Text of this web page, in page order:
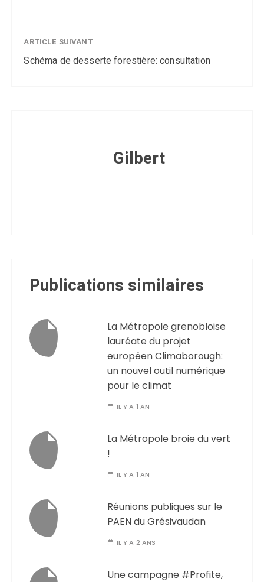
ARTICLE SUIVANT
Schéma de desserte forestière: consultation
Gilbert
Publications similaires
La Métropole grenobloise
lauréate du projet
européen Climaborough:
un nouvel outil numérique
pour le climat
IL Y A 1 AN
La Métropole broie du vert
!
IL Y A 1 AN
Réunions publiques sur le
PAEN du Grésivaudan
IL Y A 2 ANS
Une campagne #Profite,